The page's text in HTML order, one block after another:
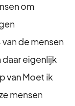
om
de mensen
eigenlijk
van Moet ik
mensen